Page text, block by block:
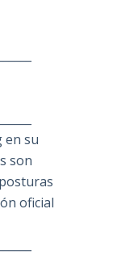
en su
son
oficial